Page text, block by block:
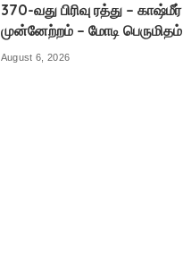
370-வது பிரிவு ரத்து – காஷ்மீர்
முன்னேற்றம் – மோடி பெருமிதம்
August 6, 2026